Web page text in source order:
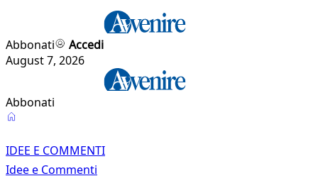
Abbonati
Accedi
August 7, 2026
Abbonati
Idee
e
IDEE E COMMENTI
Idee e Commenti